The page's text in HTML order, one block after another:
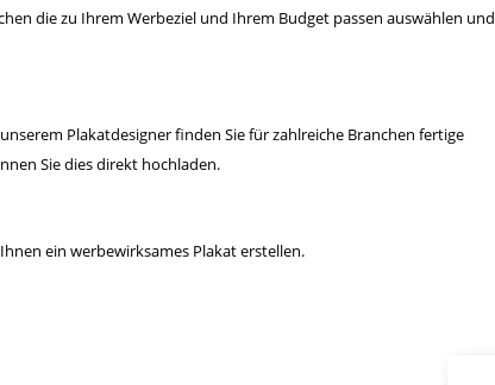
die zu Ihrem Werbeziel und Ihrem Budget passen auswählen und
Plakatdesigner finden Sie für zahlreiche Branchen fertige
Sie dies direkt hochladen.
ein werbewirksames Plakat erstellen.